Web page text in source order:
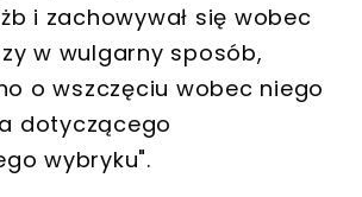
i zachowywał się wobec
w wulgarny sposób,
owszczęciu wobec niego
dotyczącego
wybryku".